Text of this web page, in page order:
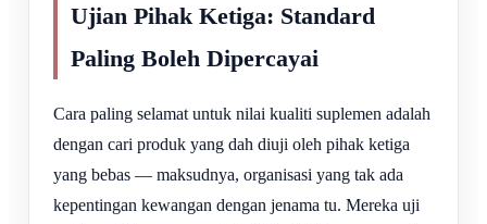
Ujian Pihak Ketiga: Standard
Paling Boleh Dipercayai
Cara paling selamat untuk nilai kualiti suplemen adalah
dengan cari produk yang dah diuji oleh pihak ketiga
yang bebas — maksudnya, organisasi yang tak ada
kepentingan kewangan dengan jenama tu. Mereka uji